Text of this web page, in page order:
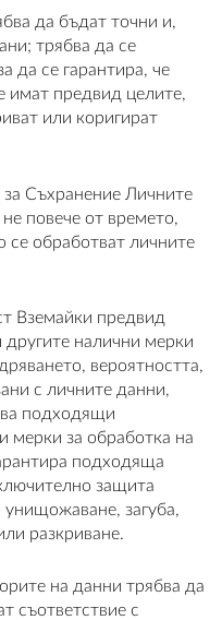
да бъдат точни и,
трябва да се
да се гарантира, че
имат предвид целите,
или коригират
Съхранение Личните
повече от времето,
се обработват личните
Вземайки предвид
другите налични мерки
вероятността,
с личните данни,
подходящи
мерки за обработка на
подходяща
защита
загуба,
разкриване.
на данни трябва да
съответствие с